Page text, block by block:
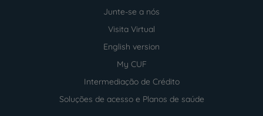
Junte-se a nós
Visita Virtual
English version
My CUF
Intermediação de Crédito
Soluções de acesso e Planos de saúde